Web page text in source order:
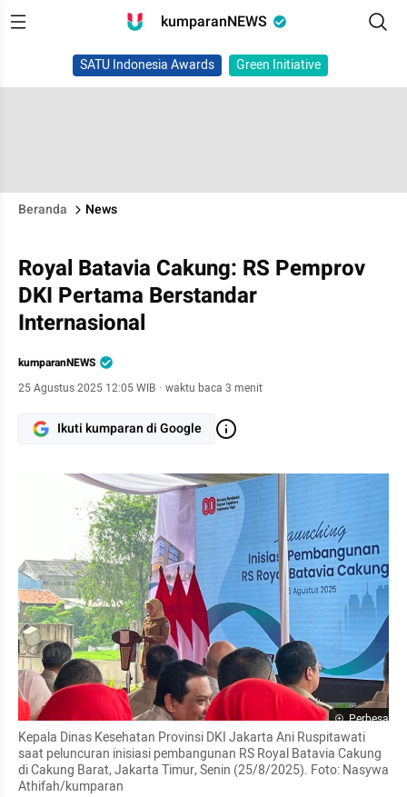
kumparanNEWS
SATU Indonesia Awards Green Initiative
Beranda News
Royal Batavia Cakung: RS Pemprov
DKI Pertama Berstandar
Internasional
kumparanNEWS
25 Agustus 2025 12:05 WIB · waktu baca 3 menit
Ikuti kumparan di Google
Perbesar
Kepala Dinas Kesehatan Provinsi DKI Jakarta Ani Ruspitawati
saat peluncuran inisiasi pembangunan RS Royal Batavia Cakung
di Cakung Barat, Jakarta Timur, Senin (25/8/2025). Foto: Nasywa
Athifah/kumparan